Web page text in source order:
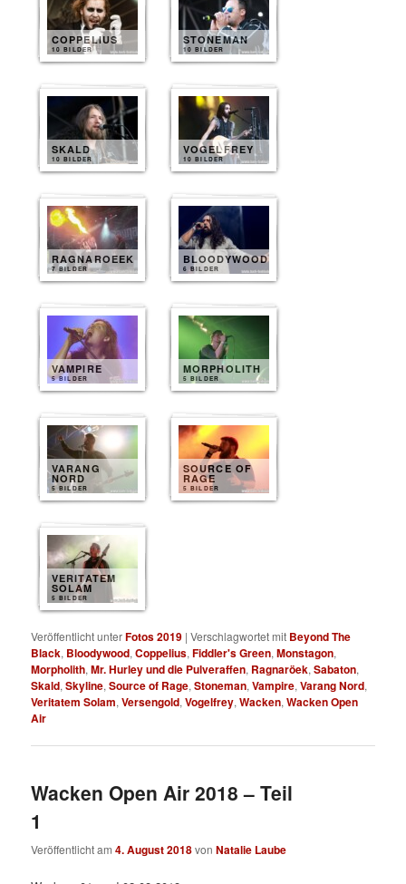
COPPELIUS
10 BILDER
STONEMAN
10 BILDER
SKALD
10 BILDER
VOGELFREY
10 BILDER
RAGNAROEEK
7 BILDER
BLOODYWOOD
6 BILDER
VAMPIRE
5 BILDER
MORPHOLITH
5 BILDER
VARANG
NORD
5 BILDER
SOURCE OF
RAGE
5 BILDER
VERITATEM
SOLAM
5 BILDER
Veröffentlicht unterFotos 2019 |Verschlagwortet mit Beyond The
Black, Bloodywood,Coppelius,Fiddler's Green,Monstagon,
Morpholith,Mr. Hurley und die Pulveraffen, Ragnaröek,Sabaton,
Skald,Skyline,Source of Rage,Stoneman,Vampire,Varang Nord,
Veritatem Solam,Versengold,Vogelfrey,Wacken,Wacken Open
Air
Wacken Open Air 2018 – Teil
1
Veröffentlicht am4. August 2018vonNatalie Laube